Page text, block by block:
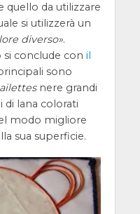
quello da utilizzare
si utilizzerà un
diverso .
conclude con il
sono
nere grandi
di lana colorati
modo migliore
sua superficie.